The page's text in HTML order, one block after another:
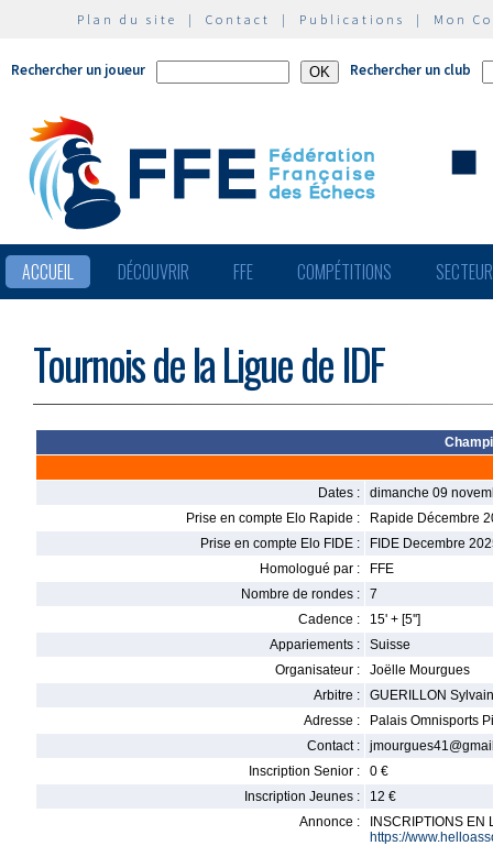
Plan du site | Contact | Publications | Mon
Rechercher un joueur Rechercher un club
ACCUEIL DÉCOUVRIR FFE COMPÉTITIONS
Tournois de la Ligue de IDF
Dates :
dimanche 09
Prise en compte Elo Rapide :
Rapide Décembre
Prise en compte Elo FIDE :
FIDE Decembre
Homologué par :
FFE
Nombre de rondes :
7
Cadence :
15' + [5'']
Appariements :
Suisse
Organisateur :
Joëlle Mourgues
Arbitre :
GUERILLON Sylvain
Adresse :
Palais Omnisports
Contact :
Inscription Senior :
0 €
Inscription Jeunes :
12 €
Annonce :
INSCRIPTIONS EN
https://